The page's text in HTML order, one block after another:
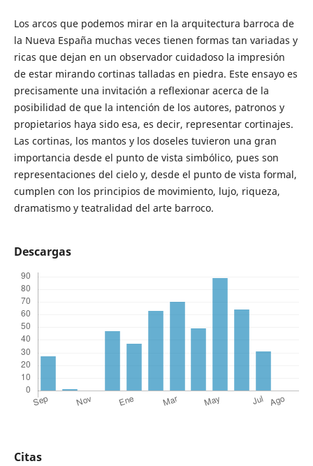
Los arcos que podemos mirar en la arquitectura barroca de
la Nueva España muchas veces tienen formas tan variadas y
ricas que dejan en un observador cuidadoso la impresión
de estar mirando cortinas talladas en piedra. Este ensayo es
precisamente una invitación a reflexionar acerca de la
posibilidad de que la intención de los autores, patronos y
propietarios haya sido esa, es decir, representar cortinajes.
Las cortinas, los mantos y los doseles tuvieron una gran
importancia desde el punto de vista simbólico, pues son
representaciones del cielo y, desde el punto de vista formal,
cumplen con los principios de movimiento, lujo, riqueza,
dramatismo y teatralidad del arte barroco.
Descargas
Citas